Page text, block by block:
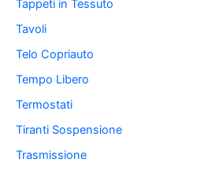
Tappeti in Tessuto
Tavoli
Telo Copriauto
Tempo Libero
Termostati
Tiranti Sospensione
Trasmissione